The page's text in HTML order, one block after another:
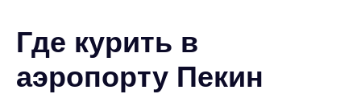
Где курить в
аэропорту Пекин